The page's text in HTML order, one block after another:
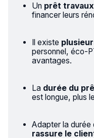
Un prêt travaux
financer leurs
Il existe
personnel, éco-
avantages.
La durée du
est longue, plus
Adapter la durée
rassure le